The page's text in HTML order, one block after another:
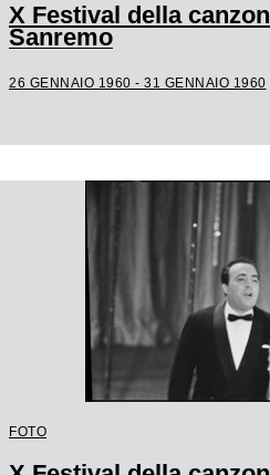
X Festival della
Sanremo
26 GENNAIO 1960 - 31 GENNAIO 1960
FOTO